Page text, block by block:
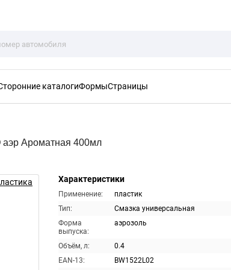
каталогиФормыСтраницы
аэр Ароматная 400мл
Характеристики
Применение:
пластик
Тип:
Смазка универсальная
Форма
выпуска:
аэрозоль
Объём, л:
0.4
EAN-13:
BW1522L02